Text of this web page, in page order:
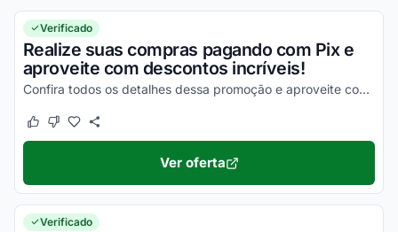
Verificado
Realize suas compras pagando com Pix e
aproveite com descontos incríveis!
Confira todos os detalhes dessa promoção e aproveite com as melhores vantagens possíveis!
Este cupom funcionou
Este cupom não funcionou
Ver oferta
Verificado